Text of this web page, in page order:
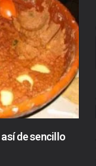
de sencillo